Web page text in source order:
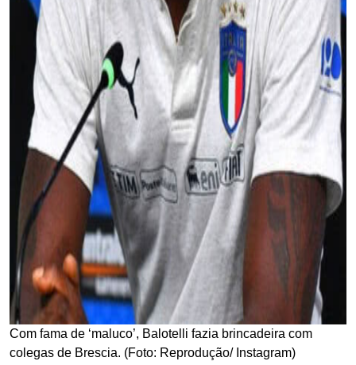
Com fama de ‘maluco’, Balotelli fazia brincadeira com
colegas de Brescia. (Foto: Reprodução/ Instagram)